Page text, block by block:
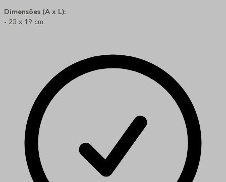
Dimensões (A x L):
- 25 x 19 cm.